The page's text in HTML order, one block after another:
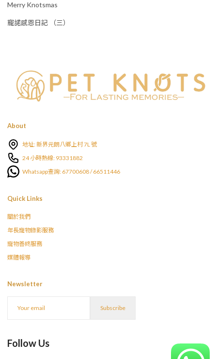
Merry Knotsmas
寵諾感恩日記 （三）
About
地址: 新界元朗八鄉上村 7L 號
24 小時熱線: 93331882
Whatsapp查詢: 67700608 / 66511446
Quick Links
關於我們
年長寵物錄影服務
寵物善終服務
媒體報導
Newsletter
Follow Us